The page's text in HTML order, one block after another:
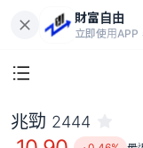
財富自由
立即使用APP
兆勁 2444